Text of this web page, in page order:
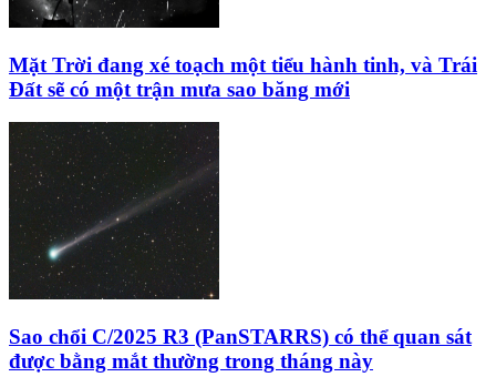
Mặt Trời đang xé toạch một tiểu hành tinh, và Trái
Đất sẽ có một trận mưa sao băng mới
Sao chổi C/2025 R3 (PanSTARRS) có thể quan sát
được bằng mắt thường trong tháng này